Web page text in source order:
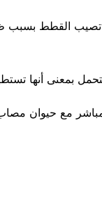
القطط بسبب
بمعنى أنها
مع حيوان